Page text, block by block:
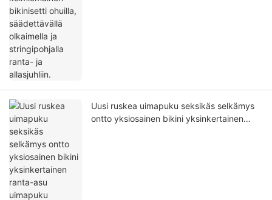
Uusi ruskea uimapuku seksikäs selkämys
ontto yksiosainen bikini yksinkertainen